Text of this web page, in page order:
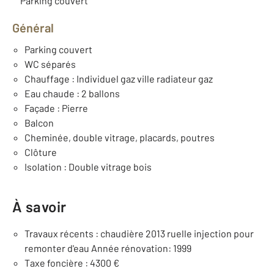
Général
Parking couvert
WC séparés
Chauffage : Individuel gaz ville radiateur gaz
Eau chaude : 2 ballons
Façade : Pierre
Balcon
Cheminée, double vitrage, placards, poutres
Clôture
Isolation : Double vitrage bois
À savoir
Travaux récents : chaudière 2013 ruelle injection pour
remonter d'eau Année rénovation: 1999
Taxe foncière : 4300 €